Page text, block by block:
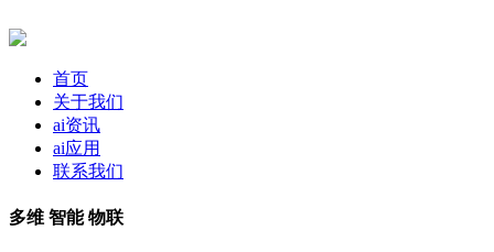
首页
关于我们
ai资讯
ai应用
联系我们
多维 智能 物联